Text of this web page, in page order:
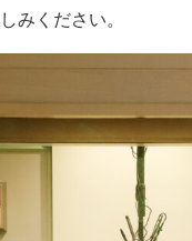
みください。